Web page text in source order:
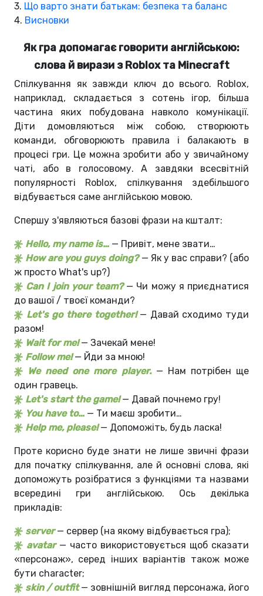
3. Що варто знати батькам: безпека та баланс
4. Висновки
Як гра допомагає говорити англійською:
слова й вирази з Roblox та Minecraft
Спілкування як завжди ключ до всього. Roblox,
наприклад, складається з сотень ігор, більша
частина яких побудована навколо комунікації.
Діти домовляються між собою, створюють
команди, обговорюють правила і балакають в
процесі гри. Це можна зробити або у звичайному
чаті, або в голосовому. А завдяки всесвітній
популярності Roblox, спілкування здебільшого
відбувається саме англійською мовою.
Спершу з'являються базові фрази на кшталт:
Hello, my name is… — Привіт, мене звати…
How are you guys doing?— Як у вас справи? (або
ж просто What's up?)
Can I join your team?— Чи можу я приєднатися
до вашої / твоєї команди?
Let's go there together!— Давай сходимо туди
разом!
Wait for me!— Зачекай мене!
Follow me!— Йди за мною!
We need one more player.— Нам потрібен ще
один гравець.
Let's start the game!— Давай почнемо гру!
You have to… — Ти маєш зробити…
Help me, please!— Допоможіть, будь ласка!
Проте корисно буде знати не лише звичні фрази
для початку спілкування, але й основні слова, які
допоможуть розібратися з функціями та назвами
всередині гри англійською. Ось декілька
прикладів:
server— сервер (на якому відбувається гра);
avatar — часто використовується щоб сказати
«персонаж», серед інших варіантів також може
бути character;
skin / outfit— зовнішній вигляд персонажа, його